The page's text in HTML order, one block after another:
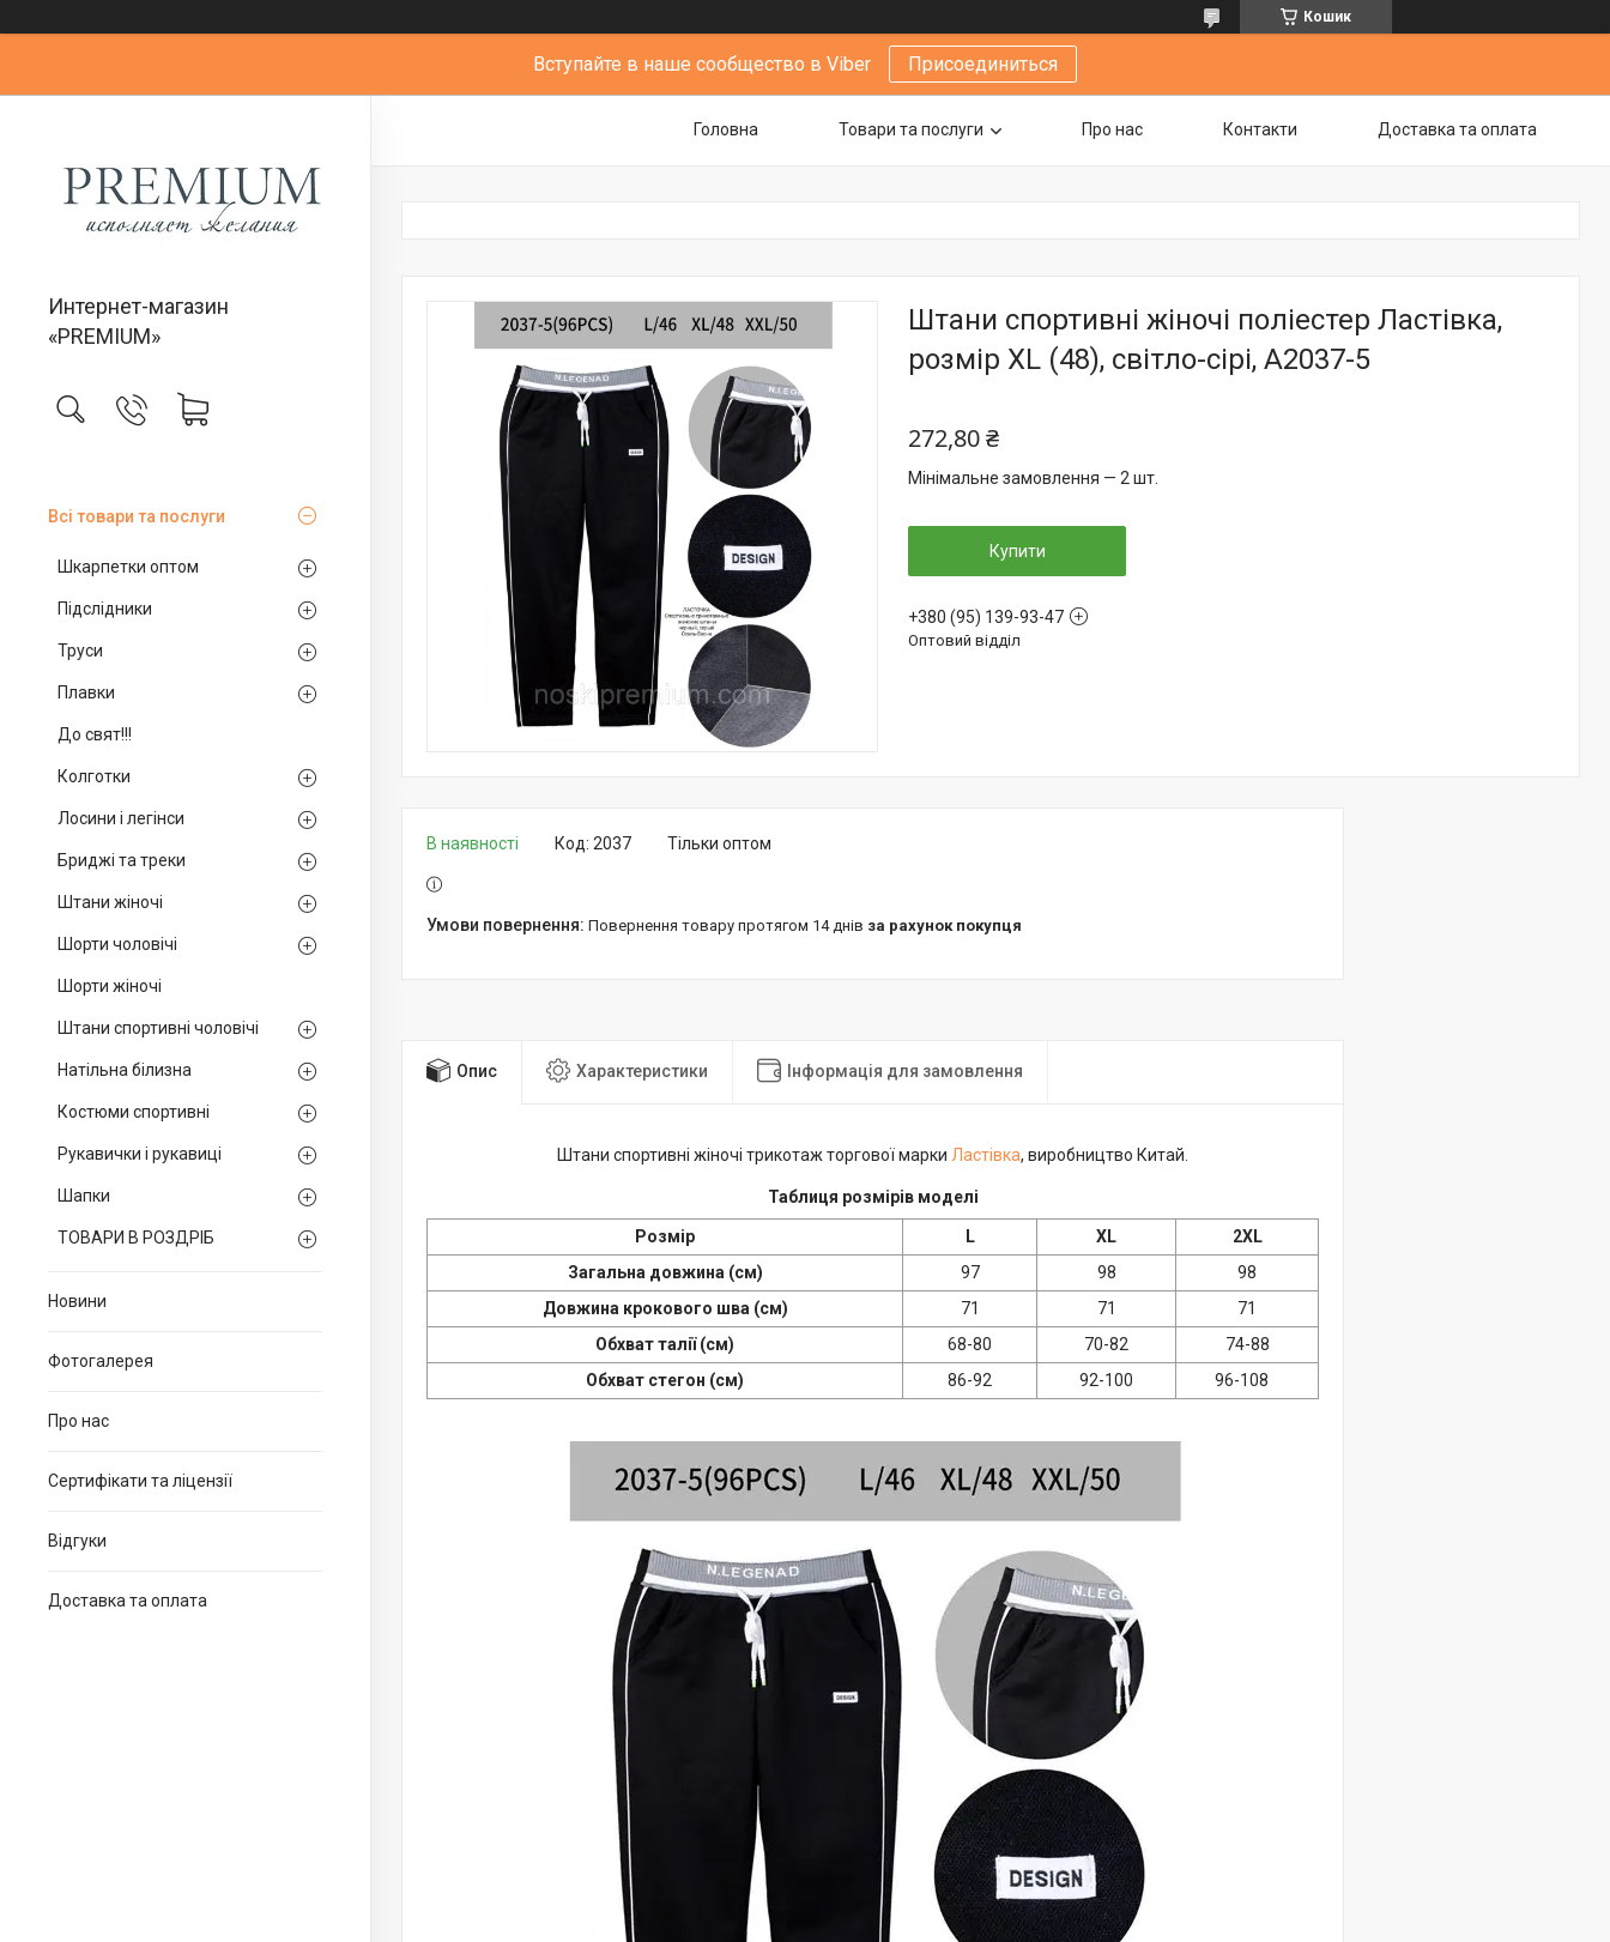
Кошик
Вступайте в наше сообщество в Viber Присоединиться
Интернет-магазин
«PREMIUM»
Всі товари та послуги
Шкарпетки оптом
Підслідники
Труси
Плавки
До свят!!!
Колготки
Лосини і легінси
Бриджі та треки
Штани жіночі
Шорти чоловічі
Шорти жіночі
Штани спортивні чоловічі
Натільна білизна
Костюми спортивні
Рукавички і рукавиці
Шапки
ТОВАРИ В РОЗДРІБ
Новини
Фотогалерея
Про нас
Сертифікати та ліцензії
Відгуки
Доставка та оплата
Головна Товари та послуги Про нас Контакти Доставка та оплата
Штани спортивні жіночі поліестер Ластівка,
розмір XL (48), світло-сірі, А2037-5
272,80 ₴
Мінімальне замовлення — 2 шт.
Купити
+380 (95) 139-93-47
Оптовий відділ
В наявності Тільки оптом
Код: 2037
повернення товару протягом 14 днів за рахунок покупця
Опис Характеристики Інформація для замовлення
Штани спортивні жіночі трикотаж торгової марки Ластівка, виробництво Китай.
Таблиця розмірів моделі
Розмір L XL
2XL
Загальна довжина (см)
97 98
98
Довжина крокового шва (см)
71 71
71
Обхват талії (см)
68-80 70-82
74-88
Обхват стегон (см)
86-92 92-100 96-108